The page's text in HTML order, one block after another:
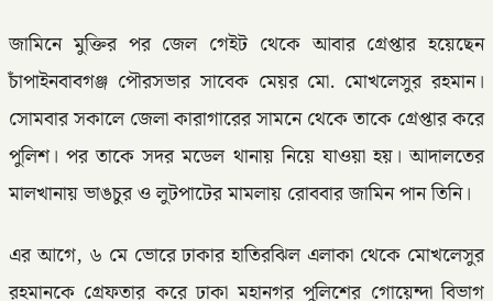
জামিনে মুক্তির পর জেল গেইট থেকে আবার গ্রেপ্তার হয়েছেন
চাঁপাইনবাবগঞ্জ পৌরসভার সাবেক মেয়র মো. মোখলেসুর রহমান।
সোমবার সকালে জেলা কারাগারের সামনে থেকে তাকে গ্রেপ্তার করে
পুলিশ। পর তাকে সদর মডেল থানায় নিয়ে যাওয়া হয়। আদালতের
মালখানায় ভাঙচুর ও লুটপাটের মামলায় রোববার জামিন পান তিনি।
এর আগে, ৬ মে ভোরে ঢাকার হাতিরঝিল এলাকা থেকে মোখলেসুর
রহমানকে গ্রেফতার করে ঢাকা মহানগর পুলিশের গোয়েন্দা বিভাগ